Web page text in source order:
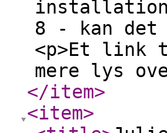
8 - kan det
<p>Et link
mere lys
</item>
<item>